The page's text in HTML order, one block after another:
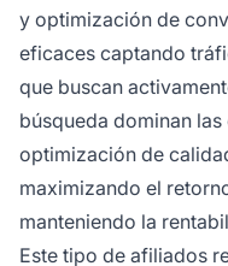
y optimización de
eficaces captando
que buscan
búsqueda dominan
optimización de
maximizando el
manteniendo la
Este tipo de afiliados